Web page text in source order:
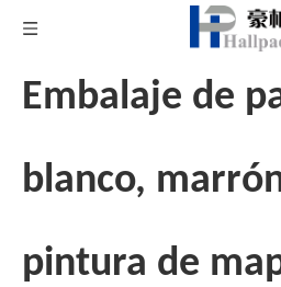
Embalaje de
blanco,
pintura de